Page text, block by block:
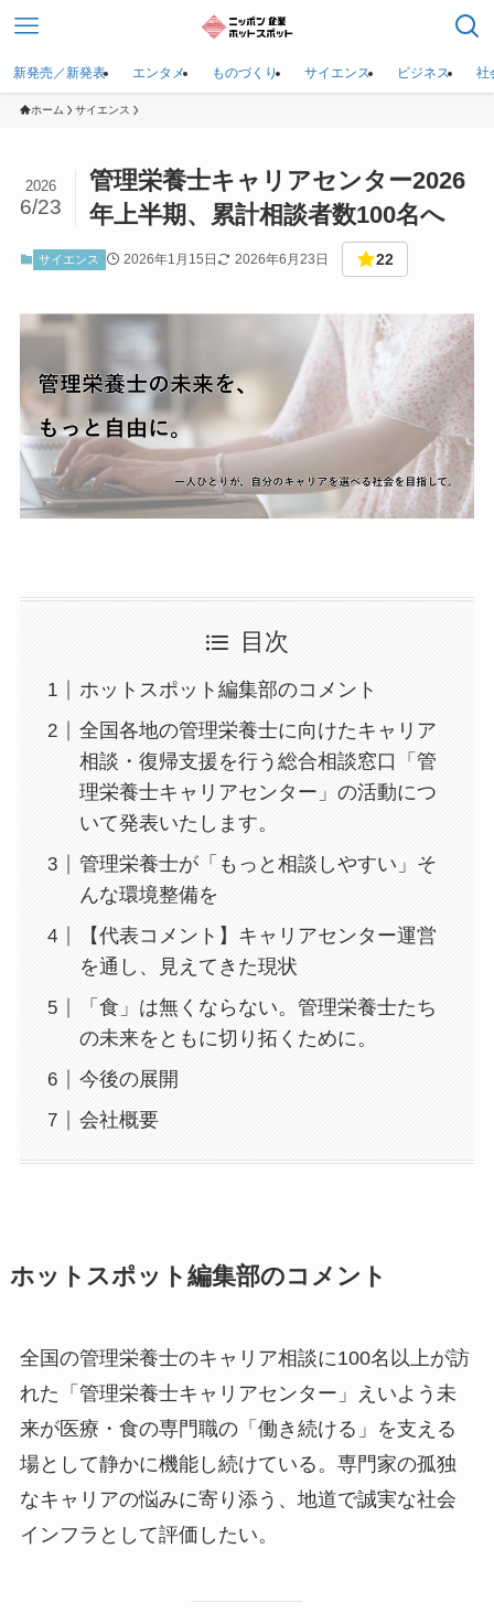
新発売／新発表 エンタメ ものづくり サイエンス ビジネス 社
ホーム サイエンス
管理栄養士キャリアセンター2026
年上半期、累計相談者数100名へ
2026
6/23
サイエンス 2026年1月15日 2026年6月23日 22
目次
ホットスポット編集部のコメント
全国各地の管理栄養士に向けたキャリア
相談・復帰支援を行う総合相談窓口「管
理栄養士キャリアセンター」の活動につ
いて発表いたします。
管理栄養士が「もっと相談しやすい」そ
んな環境整備を
【代表コメント】キャリアセンター運営
を通し、見えてきた現状
「食」は無くならない。管理栄養士たち
の未来をともに切り拓くために。
今後の展開
会社概要
ホットスポット編集部のコメント
全国の管理栄養士のキャリア相談に100名以上が訪
れた「管理栄養士キャリアセンター」えいよう未
来が医療・食の専門職の「働き続ける」を支える
場として静かに機能し続けている。専門家の孤独
なキャリアの悩みに寄り添う、地道で誠実な社会
インフラとして評価したい。